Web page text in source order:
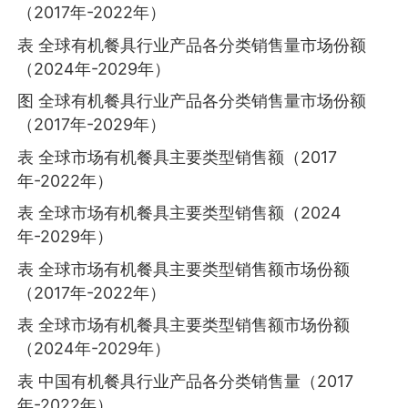
（2017年-2022年）
表 全球有机餐具行业产品各分类销售量市场份额
（2024年-2029年）
图 全球有机餐具行业产品各分类销售量市场份额
（2017年-2029年）
表 全球市场有机餐具主要类型销售额（2017
年-2022年）
表 全球市场有机餐具主要类型销售额（2024
年-2029年）
表 全球市场有机餐具主要类型销售额市场份额
（2017年-2022年）
表 全球市场有机餐具主要类型销售额市场份额
（2024年-2029年）
表 中国有机餐具行业产品各分类销售量（2017